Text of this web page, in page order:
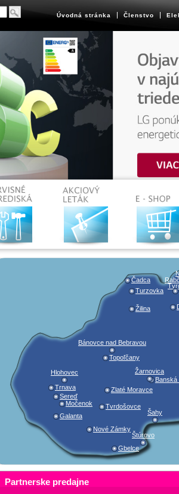
Úvodná stránka Členstvo
Bánovce nad Bebravou
Banská
Čadca
Galanta
Gbelce
Hlohovec
Močenok
Nové Zámky
Sereď
Šahy
Štúrovo
Topoľčany
Trnava
Turzovka
Tvrdošovce
Zlaté Moravce
Žarnovica
Žilina
Partnerske predajne